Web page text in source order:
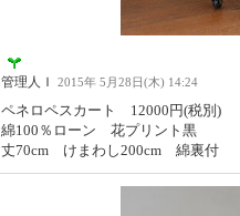
管理人Ｉ 2015年 5月28日(木) 14:24
ペネロペスカート 12000円(税別)
綿100％ローン 花プリント黒
丈70cm けまわし200cm 綿裏付